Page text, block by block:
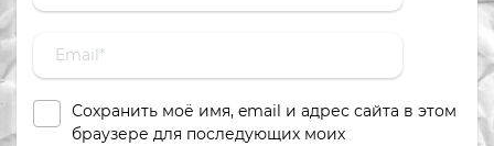
Сохранить моё имя, email и адрес сайта в этом
браузере для последующих моих